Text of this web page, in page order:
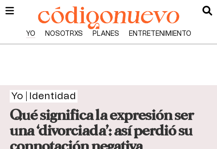
YO NOSOTRXS PLANES ENTRETENIMIENTO
Yo Identidad
Qué significa la expresión ser
una ‘divorciada’: así perdió su